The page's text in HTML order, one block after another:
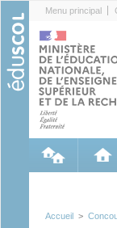
Menu principal
Accueil >